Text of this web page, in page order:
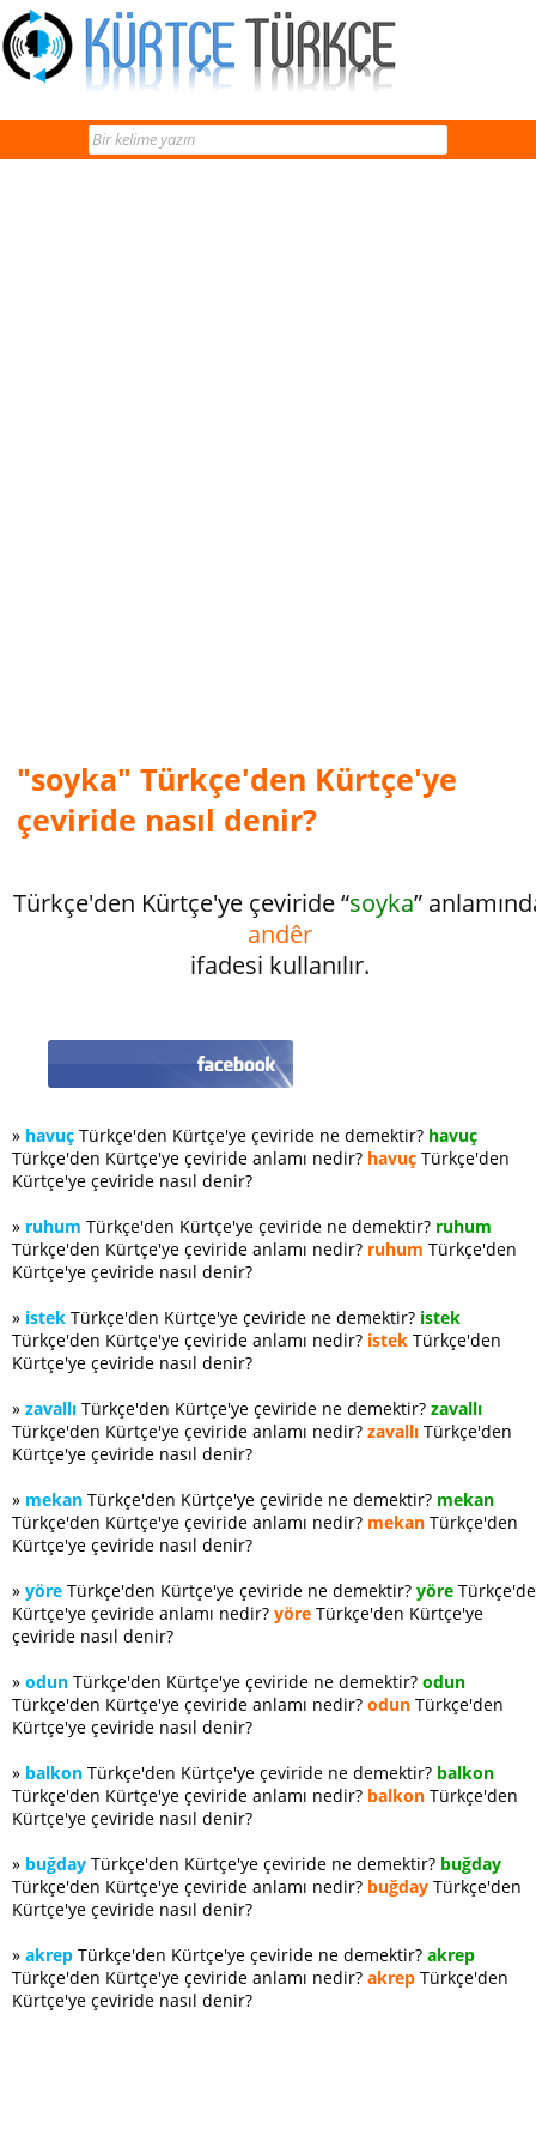
"soyka" Türkçe'den Kürtçe'ye
çeviride nasıl denir?
Türkçe'den Kürtçe'ye çeviride “soyka”
andêr
ifadesi kullanılır.
» havuç Türkçe'den Kürtçe'ye çeviride ne demektir? havuç
Türkçe'den Kürtçe'ye çeviride anlamı nedir? havuç Türkçe'den
Kürtçe'ye çeviride nasıl denir?
» ruhum Türkçe'den Kürtçe'ye çeviride ne demektir? ruhum
Türkçe'den Kürtçe'ye çeviride anlamı nedir? ruhum Türkçe'den
Kürtçe'ye çeviride nasıl denir?
» istek Türkçe'den Kürtçe'ye çeviride ne demektir? istek
Türkçe'den Kürtçe'ye çeviride anlamı nedir? istek Türkçe'den
Kürtçe'ye çeviride nasıl denir?
» zavallı Türkçe'den Kürtçe'ye çeviride ne demektir? zavallı
Türkçe'den Kürtçe'ye çeviride anlamı nedir? zavallı Türkçe'den
Kürtçe'ye çeviride nasıl denir?
» mekan Türkçe'den Kürtçe'ye çeviride ne demektir? mekan
Türkçe'den Kürtçe'ye çeviride anlamı nedir? mekan Türkçe'den
Kürtçe'ye çeviride nasıl denir?
» yöre Türkçe'den Kürtçe'ye çeviride ne demektir? yöre
Kürtçe'ye çeviride anlamı nedir? yöre Türkçe'den Kürtçe'ye
çeviride nasıl denir?
» odun Türkçe'den Kürtçe'ye çeviride ne demektir? odun
Türkçe'den Kürtçe'ye çeviride anlamı nedir? odun Türkçe'den
Kürtçe'ye çeviride nasıl denir?
» balkon Türkçe'den Kürtçe'ye çeviride ne demektir? balkon
Türkçe'den Kürtçe'ye çeviride anlamı nedir? balkon Türkçe'den
Kürtçe'ye çeviride nasıl denir?
» buğday Türkçe'den Kürtçe'ye çeviride ne demektir? buğday
Türkçe'den Kürtçe'ye çeviride anlamı nedir? buğday Türkçe'den
Kürtçe'ye çeviride nasıl denir?
» akrep Türkçe'den Kürtçe'ye çeviride ne demektir? akrep
Türkçe'den Kürtçe'ye çeviride anlamı nedir? akrep Türkçe'den
Kürtçe'ye çeviride nasıl denir?